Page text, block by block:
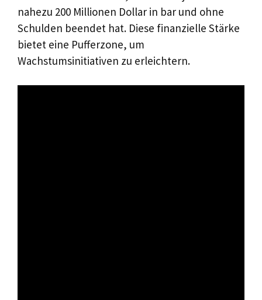
nahezu 200 Millionen Dollar in bar und ohne
Schulden beendet hat. Diese finanzielle Stärke
bietet eine Pufferzone, um
Wachstumsinitiativen zu erleichtern.